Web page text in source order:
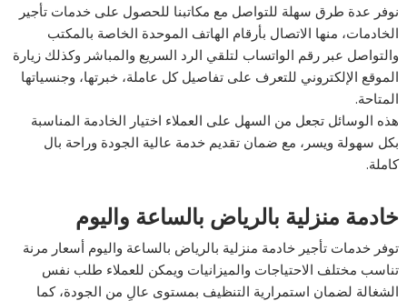
نوفر عدة طرق سهلة للتواصل مع مكاتبنا للحصول على خدمات تأجير
الخادمات، منها الاتصال بأرقام الهاتف الموحدة الخاصة بالمكتب
والتواصل عبر رقم الواتساب لتلقي الرد السريع والمباشر وكذلك زيارة
الموقع الإلكتروني للتعرف على تفاصيل كل عاملة، خبرتها، وجنسياتها
المتاحة.
هذه الوسائل تجعل من السهل على العملاء اختيار الخادمة المناسبة
بكل سهولة ويسر، مع ضمان تقديم خدمة عالية الجودة وراحة بال
كاملة.
خادمة منزلية بالرياض بالساعة واليوم
توفر خدمات تأجير خادمة منزلية بالرياض بالساعة واليوم أسعار مرنة
تناسب مختلف الاحتياجات والميزانيات ويمكن للعملاء طلب نفس
الشغالة لضمان استمرارية التنظيف بمستوى عالٍ من الجودة، كما